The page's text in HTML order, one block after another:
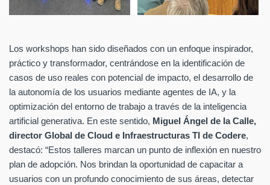
Los workshops han sido diseñados con un enfoque inspirador,
práctico y transformador, centrándose en la identificación de
casos de uso reales con potencial de impacto, el desarrollo de
la autonomía de los usuarios mediante agentes de IA, y la
optimización del entorno de trabajo a través de la inteligencia
artificial generativa. En este sentido, Miguel Ángel de la Calle,
director Global de Cloud e Infraestructuras TI de Codere,
destacó: “Estos talleres marcan un punto de inflexión en nuestro
plan de adopción. Nos brindan la oportunidad de capacitar a
usuarios con un profundo conocimiento de sus áreas, detectar